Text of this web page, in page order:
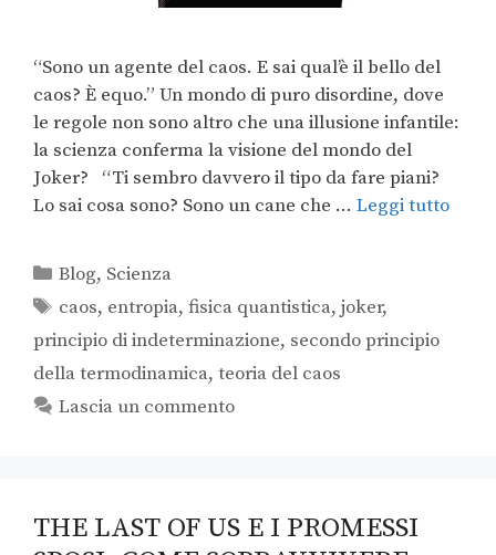
“Sono un agente del caos. E sai qual’è il bello del
caos? È equo.” Un mondo di puro disordine, dove
le regole non sono altro che una illusione infantile:
la scienza conferma la visione del mondo del
Joker? “Ti sembro davvero il tipo da fare piani?
Lo sai cosa sono? Sono un cane che … Leggi tutto
Blog, Scienza
caos, entropia,fisica quantistica,joker,
principio di indeterminazione, secondo principio
della termodinamica, teoria del caos
Lascia un commento
THE LAST OF US E I PROMESSI